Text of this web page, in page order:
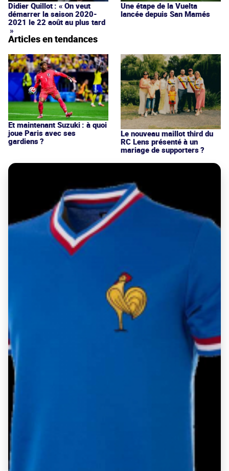
Didier Quillot : « On veut
démarrer la saison 2020-
2021 le 22 août au plus tard
»
Une étape de la Vuelta
lancée depuis San Mamés
Articles en tendances
Et maintenant Suzuki : à quoi
joue Paris avec ses
gardiens ?
Le nouveau maillot third du
RC Lens présenté à un
mariage de supporters ?